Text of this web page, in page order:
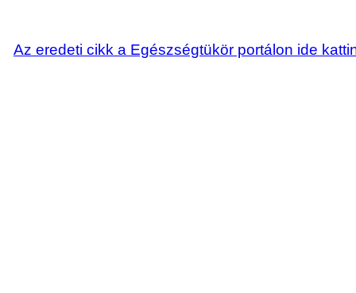
Az eredeti cikk a Egészségtükör portálon ide